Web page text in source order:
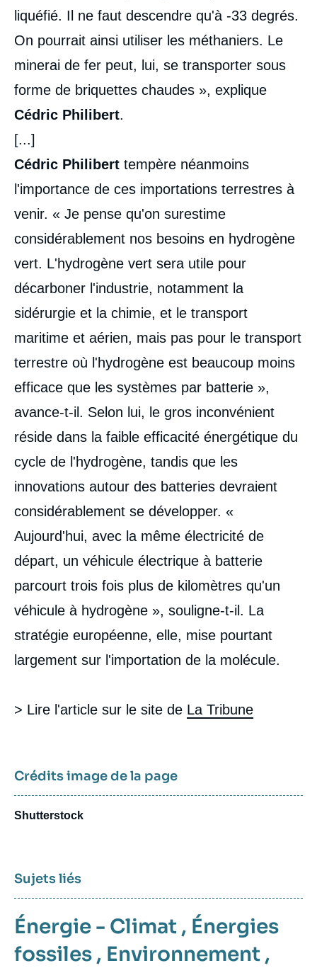
liquéfié. Il ne faut descendre qu'à -33 degrés.
On pourrait ainsi utiliser les méthaniers. Le
minerai de fer peut, lui, se transporter sous
forme de briquettes chaudes », explique
Cédric Philibert.
[...]
Cédric Philibert tempère néanmoins
l'importance de ces importations terrestres à
venir. « Je pense qu'on surestime
considérablement nos besoins en hydrogène
vert. L'hydrogène vert sera utile pour
décarboner l'industrie, notamment la
sidérurgie et la chimie, et le transport
maritime et aérien, mais pas pour le transport
terrestre où l'hydrogène est beaucoup moins
efficace que les systèmes par batterie »,
avance-t-il. Selon lui, le gros inconvénient
réside dans la faible efficacité énergétique du
cycle de l'hydrogène, tandis que les
innovations autour des batteries devraient
considérablement se développer. «
Aujourd'hui, avec la même électricité de
départ, un véhicule électrique à batterie
parcourt trois fois plus de kilomètres qu'un
véhicule à hydrogène », souligne-t-il. La
stratégie européenne, elle, mise pourtant
largement sur l'importation de la molécule.
> Lire l'article sur le site de La Tribune
Crédits image de la page
Shutterstock
Sujets liés
Énergie - Climat , Énergies
fossiles , Environnement ,